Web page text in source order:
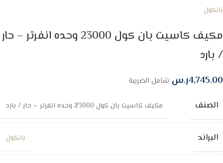
بانكول
مكيف كاسيت بان كول 23000 وحده انفرتر – حار
/ بارد
4,745.00ر.س شامل الضريبة
الصنف مكيف كاسيت بان كول 23000 وحده انفرتر – حار / بارد
البراند بانكول